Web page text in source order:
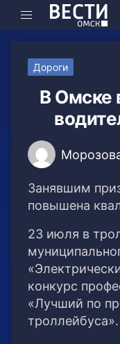
Дороги
В Омске
Занявшим
повышена
23 июля в
конкурс
«Лучший по
троллейбуса».